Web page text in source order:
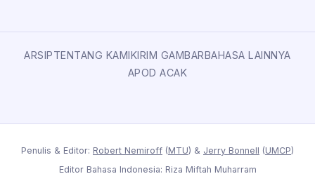
ARSIPTENTANG KAMIKIRIM GAMBARBAHASA LAINNYA
APOD ACAK
Penulis & Editor: Robert Nemiroff (MTU) & Jerry Bonnell (UMCP)
Editor Bahasa Indonesia: Riza Miftah Muharram